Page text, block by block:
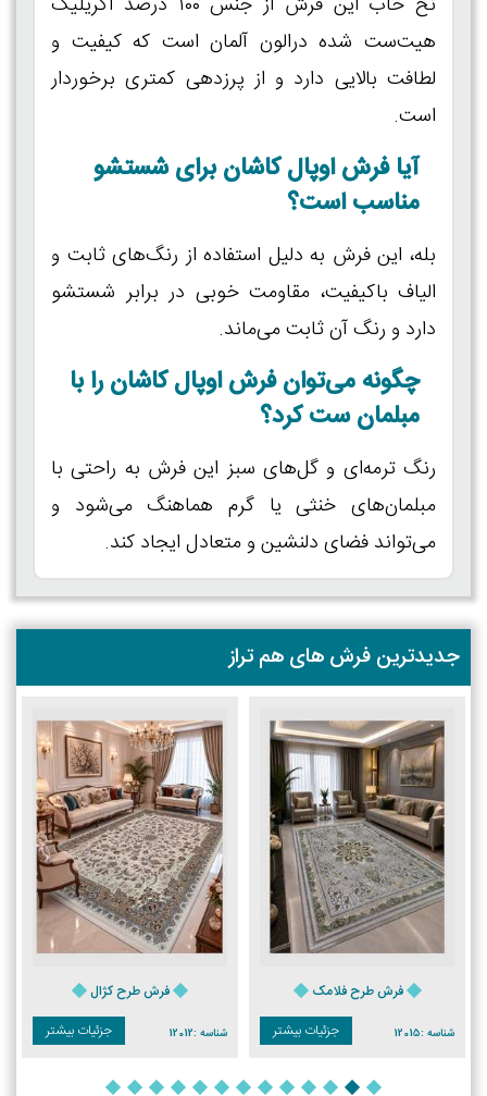
هیت‌ست شده درالون آلمان است که کیفیت و
لطافت بالایی دارد و از پرزدهی کمتری برخوردار
است.
آیا فرش اوپال کاشان برای شستشو
مناسب است؟
بله، این فرش به دلیل استفاده از رنگ‌های ثابت و
الیاف باکیفیت، مقاومت خوبی در برابر شستشو
دارد و رنگ آن ثابت می‌ماند.
چگونه می‌توان فرش اوپال کاشان را با
مبلمان ست کرد؟
رنگ ترمه‌ای و گل‌های سبز این فرش به راحتی با
مبلمان‌های خنثی یا گرم هماهنگ می‌شود و
می‌تواند فضای دلنشین و متعادل ایجاد کند.
جدیدترین فرش های هم تراز
فرش طرح فلامک
شناسه :12015 جزئیات بیشتر
فرش طرح کژال
شناسه :12012 جزئیات بیشتر